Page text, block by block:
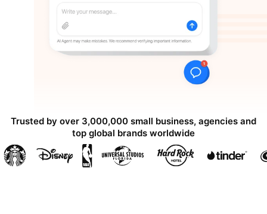
Trusted by over 3,000,000 small business, agencies and
top global brands worldwide